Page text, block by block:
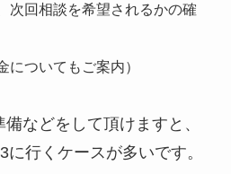
次回相談を希望されるかの確
についてもご案内）
などをして頂けますと、
に行くケースが多いです。